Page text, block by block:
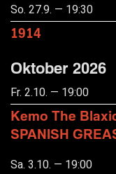
So. 27.9. — 19:30
1914
Oktober 2026
Fr. 2.10. — 19:00
Kemo The
SPANISH
Sa. 3.10. — 19:00